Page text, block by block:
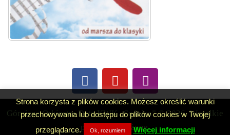
Górnicza Orkiestra Dęta KWK „Sośnica” © 2026. Wszelkie
prawa zastrzeżone.
Strona korzysta z plików cookies. Możesz określić warunki
przechowywania lub dostępu do plików cookies w Twojej
przeglądarce.
Ok, rozumiem Więcej informacji